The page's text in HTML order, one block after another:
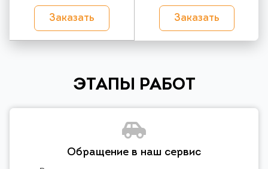
Заказать Заказать
ЭТАПЫ РАБОТ
Обращение в наш сервис